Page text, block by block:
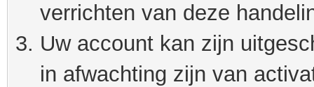
verrichten van deze
Uw account kan zijn
in afwachting zijn van